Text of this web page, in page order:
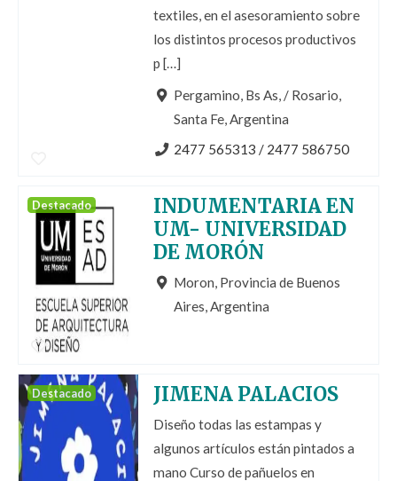
textiles, en el asesoramiento sobre
los distintos procesos productivos
p […]
Pergamino, Bs As, / Rosario,
Santa Fe, Argentina
2477 565313 / 2477 586750
INDUMENTARIA EN
UM- UNIVERSIDAD
DE MORÓN
Moron, Provincia de Buenos
Aires, Argentina
Destacado
JIMENA PALACIOS
Diseño todas las estampas y
algunos artículos están pintados a
mano Curso de pañuelos en
Destacado